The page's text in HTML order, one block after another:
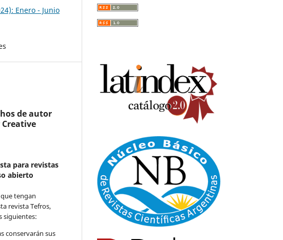
Enero - Junio
de autor
para revistas
abierto
tengan
revista Tefros,
siguientes:
conservarán sus